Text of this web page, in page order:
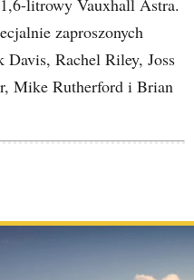
zaproszonych
Rachel Riley, Joss
Mike Rutherford i Brian